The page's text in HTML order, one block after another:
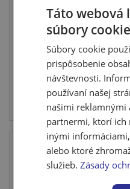
Rašelina
Špeciálny substrát
Cena
Skladom
Táto webová
súbory
Súbory cookie
prispôsobenie
návštevnosti.
používaní našej
našimi reklamnými
partnermi, ktorí ich
inými
alebo ktoré
služieb.Zásady